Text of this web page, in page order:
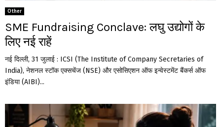
Other
SME Fundraising Conclave: लघु उद्योगों के
लिए नई राहें
नई दिल्ली, 31 जुलाई : ICSI (The Institute of Company Secretaries of
India), नेशनल स्टॉक एक्सचेंज (NSE) और एसोसिएशन ऑफ इन्वेस्टमेंट बैंकर्स ऑफ
इंडिया (AIBI)...